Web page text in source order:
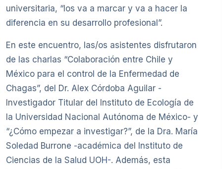
universitaria, “los va a marcar y va a hacer la
diferencia en su desarrollo profesional”.
En este encuentro, las/os asistentes disfrutaron
de las charlas “Colaboración entre Chile y
México para el control de la Enfermedad de
Chagas”, del Dr. Alex Córdoba Aguilar -
Investigador Titular del Instituto de Ecología de
la Universidad Nacional Autónoma de México- y
“¿Cómo empezar a investigar?”, de la Dra. María
Soledad Burrone -académica del Instituto de
Ciencias de la Salud UOH-. Además, esta